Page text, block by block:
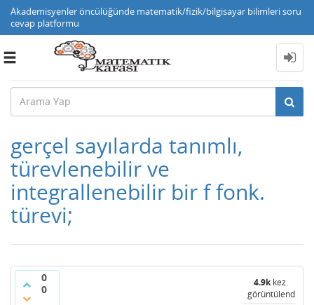
Akademisyenler öncülüğünde matematik/fizik/bilgisayar bilimleri soru
cevap platformu
Toggle
gerçel sayılarda tanımlı,
türevlenebilir ve
integrallenebilir bir f fonk.
türevi;
0
0
4.9kkez
görüntülendi